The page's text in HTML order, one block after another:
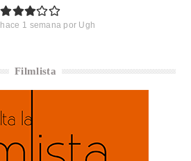
hace 1 semana por Ugh
Filmlista